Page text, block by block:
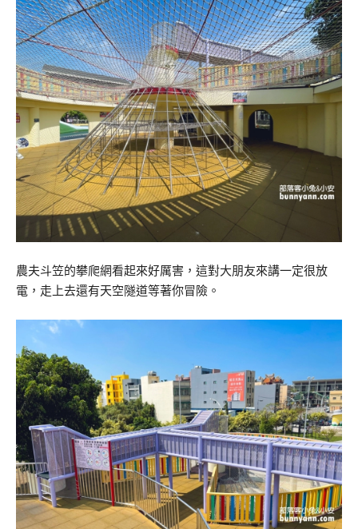
農夫斗笠的攀爬網看起來好厲害，這對大朋友來講一定很放
電，走上去還有天空隧道等著你冒險。